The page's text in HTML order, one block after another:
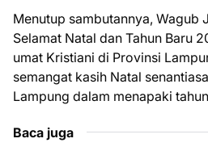
Menutup sambutannya, Wagub
Selamat Natal dan Tahun Baru
umat Kristiani di Provinsi
semangat kasih Natal
Lampung dalam menapaki
Baca juga